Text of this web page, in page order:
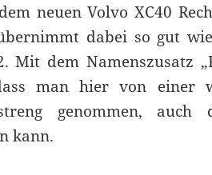
neuen Volvo XC40
dabei so gut
Mit dem Namenszusatz
man hier von einer
genommen, auch
kann.